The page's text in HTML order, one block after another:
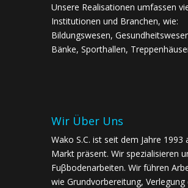
Unsere Realisationen umfassen
Institutionen und Branchen, wie:
Bildungswesen,
Bänke, Sporthallen,
Wir Über Uns
Wako S.C. ist seit dem Jahre 1993
Markt präsent. Wir spezialisieren
Fuβbodenarbeiten. Wir führen
wie Grundvorbereitung, Verlegung